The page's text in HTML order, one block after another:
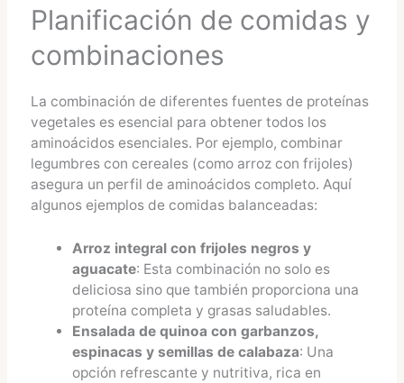
Planificación de comidas y
combinaciones
La combinación de diferentes fuentes de proteínas
vegetales es esencial para obtener todos los
aminoácidos esenciales. Por ejemplo, combinar
legumbres con cereales (como arroz con frijoles)
asegura un perfil de aminoácidos completo. Aquí
algunos ejemplos de comidas balanceadas:
Arroz integral con frijoles negros y
aguacate: Esta combinación no solo es
deliciosa sino que también proporciona una
proteína completa y grasas saludables.
Ensalada de quinoa con garbanzos,
espinacas y semillas de calabaza: Una
opción refrescante y nutritiva, rica en